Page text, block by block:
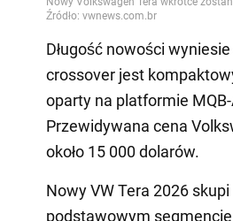
Długość nowości wyniesie
crossover jest
oparty na platformie
Przewidywana cena
około 15 000 dolarów.
Nowy VW Tera 2026 skupi
podstawowym